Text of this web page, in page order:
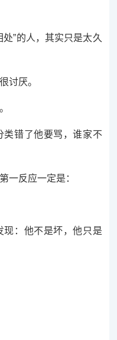
”的人，其实只是太久
讨厌。
类错了他要骂，谁家不
一反应一定是：
现：他不是坏，他只是